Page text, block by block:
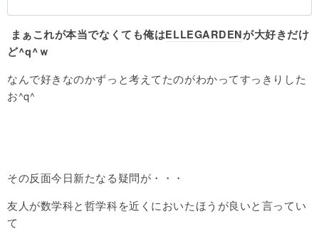
まぁこれが本当でなくても俺はELLEGARDENが大好きだけ
ど^q^ｗ
なんで好きなのかずっと考えてたのがわかってすっきりした
お^q^
その反面今日新たなる疑問が・・・
友人が数学科と哲学科を近くにおいたほうが良いと言ってい
て